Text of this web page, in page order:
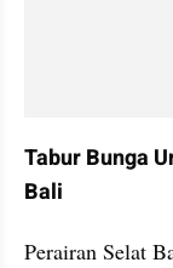
Tabur Bunga
Bali
Perairan Selat